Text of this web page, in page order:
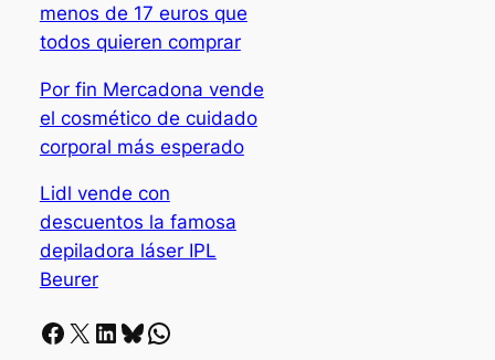
menos de 17 euros que
todos quieren comprar
Por fin Mercadona vende
el cosmético de cuidado
corporal más esperado
Lidl vende con
descuentos la famosa
depiladora láser IPL
Beurer
Facebook X LinkedIn Bluesky Whatsapp